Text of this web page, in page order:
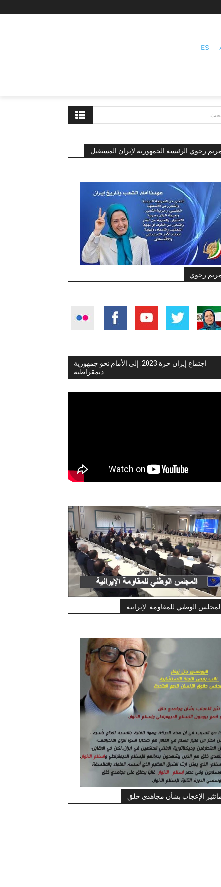
ES
رجوي الرئيسة الجمهورية لإيران المستقبل
رجوي
اجتماع إيران حرة 2023: إلى الأمام نحو جمهورية
ديمقراطية
الوطني للمقاومة الإيرانية
الإعجاب بشأن مجاهدي خلق